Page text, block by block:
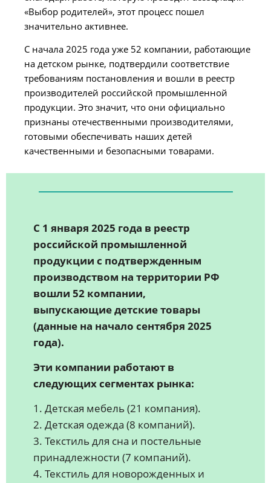
«Выбор родителей», этот процесс пошел
значительно активнее.
С начала 2025 года уже 52 компании, работающие
на детском рынке, подтвердили соответствие
требованиям постановления и вошли в реестр
производителей российской промышленной
продукции. Это значит, что они официально
признаны отечественными производителями,
готовыми обеспечивать наших детей
качественными и безопасными товарами.
С 1 января 2025 года в реестр
российской промышленной
продукции с подтвержденным
производством на территории РФ
вошли 52 компании,
выпускающие детские товары
(данные на начало сентября 2025
года).
Эти компании работают в
следующих сегментах рынка:
1. Детская мебель (21 компания).
2. Детская одежда (8 компаний).
3. Текстиль для сна и постельные
принадлежности (7 компаний).
4. Текстиль для новорожденных и